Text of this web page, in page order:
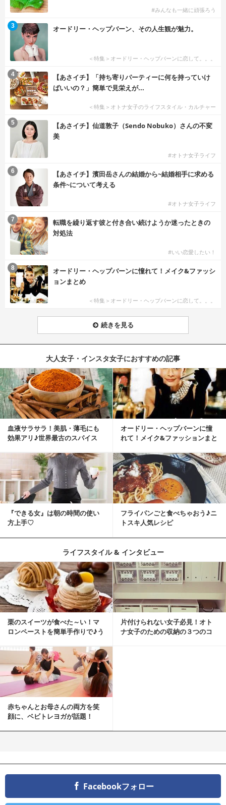
#みんなも一緒に頑張ろう
オードリー・ヘップバーン、その人生観が魅力。
＜特集＞オードリー・ヘップバーンに恋して。。。
3
【あさイチ】「持ち寄りパーティーに何を持っていけ
ばいいの？」簡単で見栄えが...
＜特集＞オトナ女子のライフスタイル・カルチャー
4
【あさイチ】仙道敦子（Sendo Nobuko）さんの不変
美
#オトナ女子ライフ
5
【あさイチ】濱田岳さんの結婚から~結婚相手に求める
条件~について考える
#オトナ女子ライフ
6
転職を繰り返す彼と付き合い続けようか迷ったときの
対処法
#いい恋愛したい！
7
オードリー・ヘップバーンに憧れて！メイク&ファッシ
ョンまとめ
＜特集＞オードリー・ヘップバーンに恋して。。。
8
続きを見る
大人女子・インスタ女子におすすめの記事
血液サラサラ！美肌・薄毛にも
効果アリ♪世界最古のスパイス
オードリー・ヘップバーンに憧
れて！メイク&ファッションまと
『できる女』は朝の時間の使い
方上手♡
フライパンごと食べちゃおう♪ニ
トスキ人気レシピ
ライフスタイル & インタビュー
栗のスイーツが食べた～い！マ
ロンペーストを簡単手作りで♪う
片付けられない女子必見！オト
ナ女子のための収納の３つのコ
赤ちゃんとお母さんの両方を笑
顔に、ベビトレヨガが話題！
Facebookフォロー